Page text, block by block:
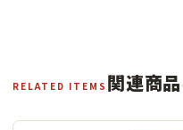
RELATED ITEMS 関連商品